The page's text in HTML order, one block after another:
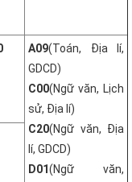
A09(Toán, Địa lí,
GDCD)
C00(Ngữ văn, Lịch
sử, Địa lí)
C20(Ngữ văn, Địa
lí, GDCD)
D01(Ngữ văn,